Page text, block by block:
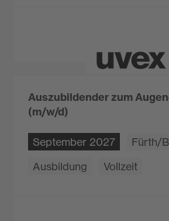
Auszubildender zum
(m/w/d)
September 2027
Fürth/
Ausbildung
Vollzeit